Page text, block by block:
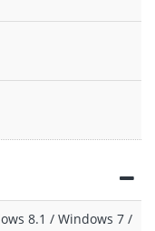
8.1 / Windows 7 /